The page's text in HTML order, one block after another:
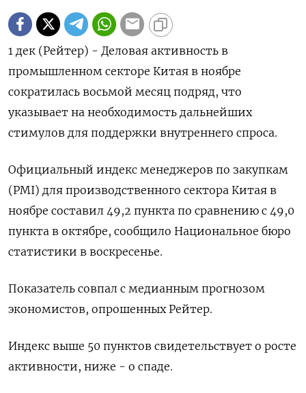
1 дек (Рейтер) - Деловая активность в
промышленном секторе Китая в ноябре
сократилась восьмой месяц подряд, что
указывает на необходимость дальнейших
стимулов для поддержки внутреннего спроса.
Официальный индекс менеджеров по закупкам
(PMI) для производственного сектора Китая в
ноябре составил 49,2 пункта по сравнению с 49,0
пункта в октябре, сообщило Национальное бюро
статистики в воскресенье.
Показатель совпал с медианным прогнозом
экономистов, опрошенных Рейтер.
Индекс выше 50 пунктов свидетельствует о росте
активности, ниже - о спаде.